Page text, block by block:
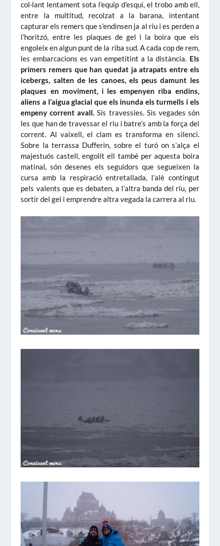
col·lant lentament sota l’equip d’esquí, el trobo amb ell,
entre la multitud, recolzat a la barana, intentant
capturar els remers que s’endinsen ja al riu i es perden a
l’horitzó, entre les plaques de gel i la boira que els
engoleix en algun punt de la riba sud. A cada cop de rem,
les embarcacions es van empetitint a la distància. Els
primers remers que han quedat ja atrapats entre els
icebergs, salten de les canoes, els peus damunt les
plaques en moviment, i les empenyen riba endins,
aliens a l’aigua glacial que els inunda els turmells i els
empeny corrent avall. Sis travessies. Sis vegades són
les que han de travessar el riu i batre’s amb la força del
corrent. Al vaixell, el clam es transforma en silenci.
Sobre la terrassa Dufferin, sobre el turó on s’alça el
majestuós castell, engolit ell també per aquesta boira
matinal, són desenes els seguidors que segueixen la
cursa amb la respiració entretallada, l’alè contingut
pels valents que es debaten, a l’altra banda del riu, per
sortir del gel i emprendre altra vegada la carrera al riu.